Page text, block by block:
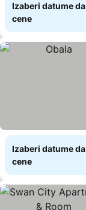
Izaberi datume
cene
Izaberi datume
cene